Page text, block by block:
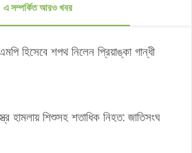
এ সম্পর্কিত আরও খবর
হিসেবে শপথ নিলেন প্রিয়াঙ্কা গান্ধী
হামলায় শিশুসহ শতাধিক নিহত: জাতিসংঘ